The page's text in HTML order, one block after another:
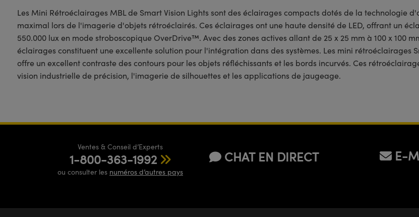
Les Mini Rétroéclairages MBL de Smart Vision Lights sont des éclairages compacts dotés de la technologie
maximal lors de l'imagerie d'objets rétroéclairés. Ces éclairages ont une haute densité de LED, offrant un
550.000 lux en mode stroboscopique OverDrive™. Avec des zones actives allant de 25 x 25 mm à 100 x 100
éclairages constituent une excellente solution pour l'intégration dans des systèmes. Les mini rétroéclairages
offre un excellent contraste des contours pour les objets réfléchissants et les bords incurvés. Ces
vision industrielle de précision, l'imagerie de silhouettes et les applications de jaugeage.
Ventes & Conseil d’Experts
1-800-363-1992
ou consulter les numéros d’autres pays
CHAT EN DIRECT E-